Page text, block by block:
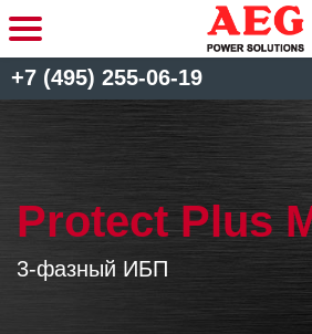
+7 (495) 255-06-19
Protect Plus
3-фазный ИБП